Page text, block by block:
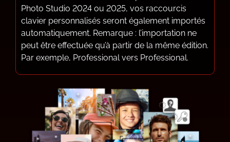
Photo Studio 2024 ou 2025, vos raccourcis
clavier personnalisés seront également importés
automatiquement. Remarque : l’importation ne
peut être effectuée qu’à partir de la même édition.
Par exemple, Professional vers Professional.